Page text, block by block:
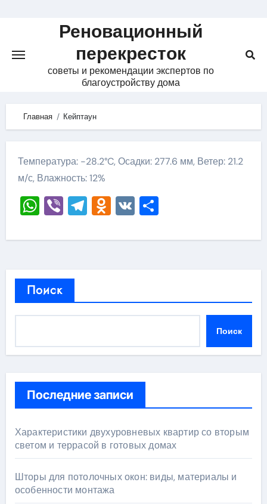
Реновационный
перекресток
советы и рекомендации экспертов по
благоустройству дома
Главная Кейптаун
Температура: -28.2°C, Осадки: 277.6 мм, Ветер: 21.2
м/с, Влажность: 12%
WhatsApp
ViberTelegram
Odnoklassniki
VKОтправить
Поиск
Поиск
Последние записи
Характеристики двухуровневых квартир со вторым
светом и террасой в готовых домах
Шторы для потолочных окон: виды, материалы и
особенности монтажа